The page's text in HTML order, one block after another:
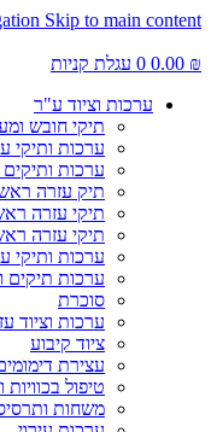
Skip to main content
0.00 ₪
0 עגלת קניות
ערכות וציוד ע"ר
תיקי חובש
ערכות ותיקי
ערכות
תיק עזרה
תיקי עזרה
תיקי עזרה
ערכות ותיקי
ערכות תיקים
סוכרת
ערכות וציוד
ציוד קיבוע
עצירת
טיפול
משחות